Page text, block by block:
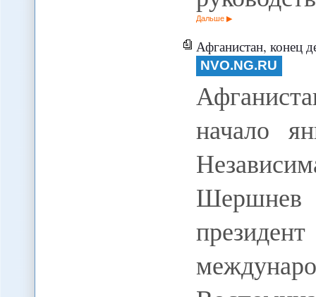
Дальше
Афганистан, конец декабря 1979-го
NVO.NG.RU
начало
Шершнев